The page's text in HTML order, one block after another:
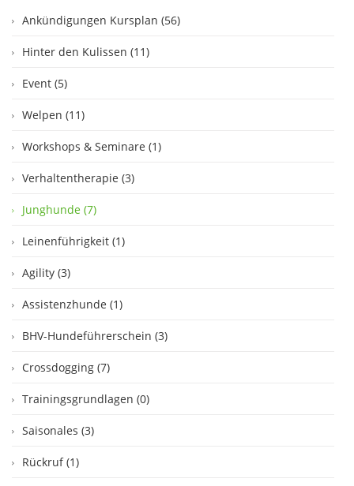
Ankündigungen Kursplan (56)
Hinter den Kulissen (11)
Event (5)
Welpen (11)
Workshops & Seminare (1)
Verhaltentherapie (3)
Junghunde (7)
Leinenführigkeit (1)
Agility (3)
Assistenzhunde (1)
BHV-Hundeführerschein (3)
Crossdogging (7)
Trainingsgrundlagen (0)
Saisonales (3)
Rückruf (1)